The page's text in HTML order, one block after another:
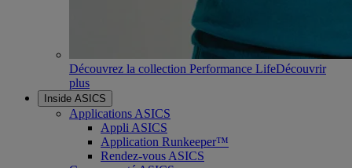
Découvrez la collection Performance LifeDécouvrir
plus
Inside ASICS
Applications ASICS
Appli ASICS
Application Runkeeper™
Rendez-vous ASICS